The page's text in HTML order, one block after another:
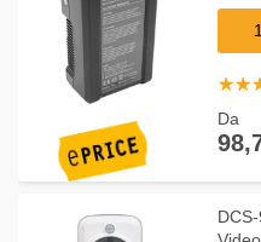
Pdw-
☆☆
★★
Da